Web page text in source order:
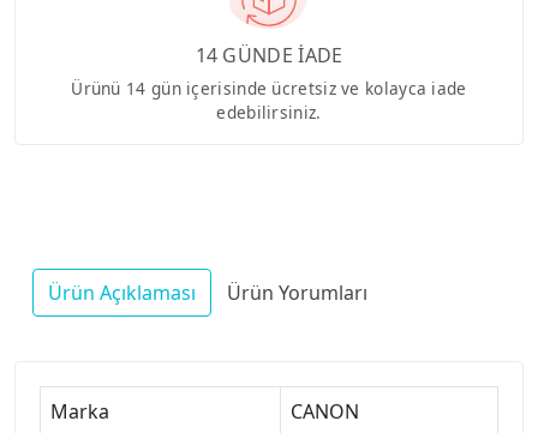
14 GÜNDE İADE
Ürünü 14 gün içerisinde ücretsiz ve kolayca iade
edebilirsiniz.
Ürün Açıklaması Ürün Yorumları
Marka
CANON